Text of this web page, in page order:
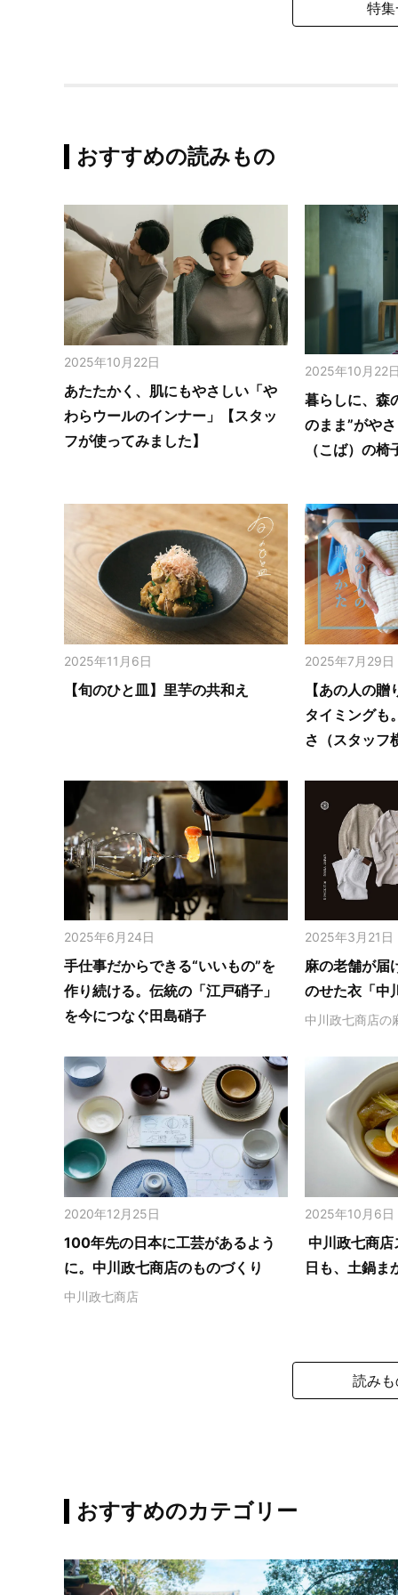
特
おすすめの読みもの
2025年10月22日
あたたかく、肌にもやさしい「や
わらウールのインナー」【スタッ
フが使ってみました】
2025年10月22
暮らしに、森
のまま”がや
（こば）の
2025年11月6日
【旬のひと皿】里芋の共和え
2025年7月29日
【あの人の
タイミングも
さ（スタッフ
2025年6月24日
手仕事だからできる“いいもの”を
作り続ける。伝統の「江戸硝子」
を今につなぐ田島硝子
2025年3月21日
麻の老舗が届
のせた衣「中
中川政七商店の
2020年12月25日
100年先の日本に工芸があるよう
に。中川政七商店のものづくり
中川政七商店
2025年10月6日
中川政七商
日も、土鍋ま
読み
おすすめのカテゴリー